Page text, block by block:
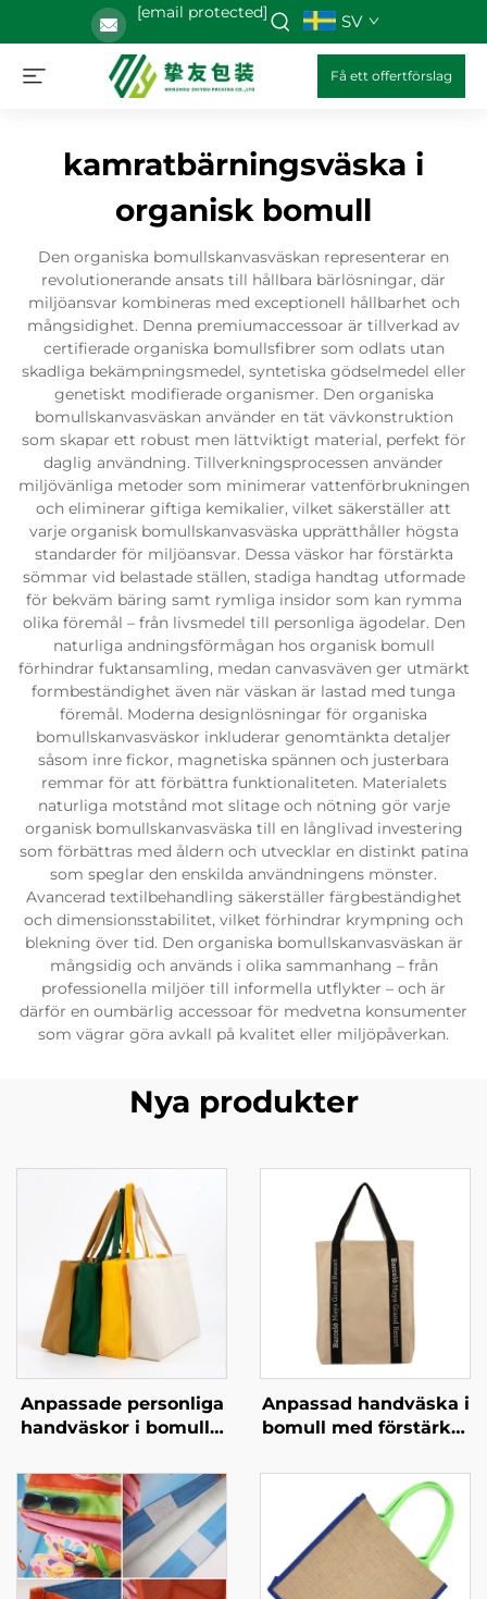
[email protected] SV
Få ett offertförslag
kamratbärningsväska i
organisk bomull
Den organiska bomullskanvasväskan representerar en
revolutionerande ansats till hållbara bärlösningar, där
miljöansvar kombineras med exceptionell hållbarhet och
mångsidighet. Denna premiumaccessoar är tillverkad av
certifierade organiska bomullsfibrer som odlats utan
skadliga bekämpningsmedel, syntetiska gödselmedel eller
genetiskt modifierade organismer. Den organiska
bomullskanvasväskan använder en tät vävkonstruktion
som skapar ett robust men lättviktigt material, perfekt för
daglig användning. Tillverkningsprocessen använder
miljövänliga metoder som minimerar vattenförbrukningen
och eliminerar giftiga kemikalier, vilket säkerställer att
varje organisk bomullskanvasväska upprätthåller högsta
standarder för miljöansvar. Dessa väskor har förstärkta
sömmar vid belastade ställen, stadiga handtag utformade
för bekväm bäring samt rymliga insidor som kan rymma
olika föremål – från livsmedel till personliga ägodelar. Den
naturliga andningsförmågan hos organisk bomull
förhindrar fuktansamling, medan canvasväven ger utmärkt
formbeständighet även när väskan är lastad med tunga
föremål. Moderna designlösningar för organiska
bomullskanvasväskor inkluderar genomtänkta detaljer
såsom inre fickor, magnetiska spännen och justerbara
remmar för att förbättra funktionaliteten. Materialets
naturliga motstånd mot slitage och nötning gör varje
organisk bomullskanvasväska till en långlivad investering
som förbättras med åldern och utvecklar en distinkt patina
som speglar den enskilda användningens mönster.
Avancerad textilbehandling säkerställer färgbeständighet
och dimensionsstabilitet, vilket förhindrar krympning och
blekning över tid. Den organiska bomullskanvasväskan är
mångsidig och används i olika sammanhang – från
professionella miljöer till informella utflykter – och är
därför en oumbärlig accessoar för medvetna konsumenter
som vägrar göra avkall på kvalitet eller miljöpåverkan.
Nya produkter
Anpassade personliga
handväskor i bomull –
med anpassad
merchandising
Anpassad handväska i
bomull med förstärkta
bärväska med hög
bärförmåga för daglig
användning